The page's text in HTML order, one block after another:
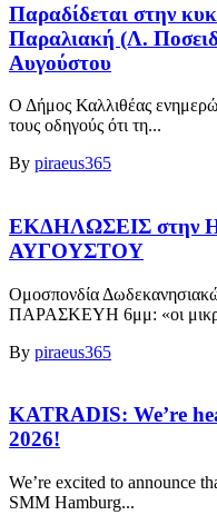
Παραδίδεται στην
Παραλιακή (Λ.
Αυγούστου
Ο Δήμος Καλλιθέας
τους οδηγούς ότι τη...
By piraeus365
ΕΚΔΗΛΩΣΕΙΣ στην
ΑΥΓΟΥΣΤΟΥ
Ομοσπονδία
ΠΑΡΑΣΚΕΥΗ 6μμ: «οι
By piraeus365
KATRADIS: We’re
2026!
We’re excited to announce
SMM Hamburg...